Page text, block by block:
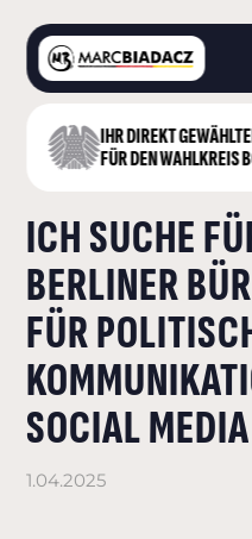
IHR DIREKT
FÜR DEN WAHLKREIS
ICH SUCHE
BERLINER
FÜR
SOCIAL
1.04.2025